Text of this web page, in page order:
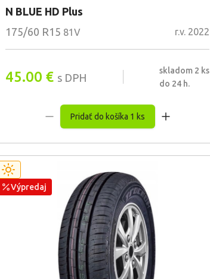
N BLUE HD Plus
175/60 R15 81V r.v. 2022
45.00 € s DPH
skladom 2 ks
do 24 h.
Pridať do košíka 1 ks
Výpredaj